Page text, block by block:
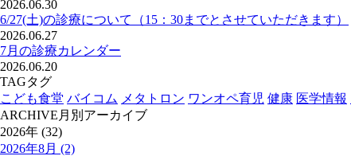
2026.06.30
6/27(土)の診療について（15：30までとさせていただきます）
2026.06.27
7月の診療カレンダー
2026.06.20
TAGタグ
こども食堂 バイコム メタトロン ワンオペ育児 健康 医学情報
ARCHIVE 月別アーカイブ
2026年 (32)
2026年8月 (2)